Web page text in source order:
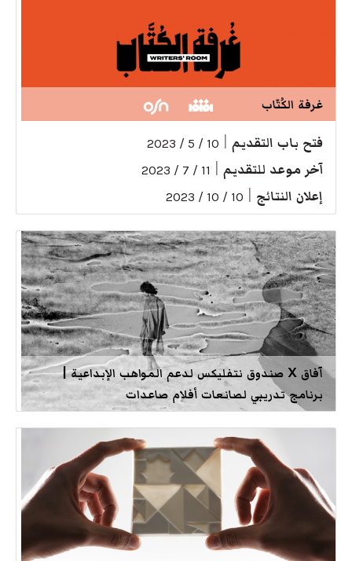
غرفة الكُتّاب
فتح باب التقديم 10 / 5 / 2023
آخر موعد للتقديم 11 / 7 / 2023
إعلان النتائج 10 / 10 / 2023
آفاق X صندوق نتفليكس لدعم المواهب الإبداعية |
برنامج تدريبي لصانعات أفلام صاعدات